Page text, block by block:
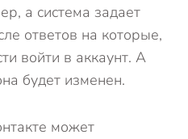
а система задает
ответов на которые,
войти в аккаунт. А
будет изменен.
может